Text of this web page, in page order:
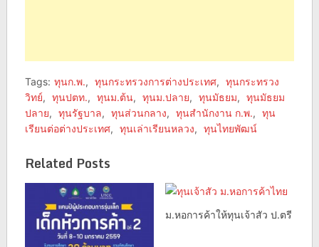
Tags: ทุนก.พ., ทุนกระทรวงการต่างประเทศ, ทุนกระทรวง
วิทย์, ทุนปตท., ทุนม.ต้น, ทุนม.ปลาย, ทุนมัธยม, ทุนมัธยม
ปลาย, ทุนรัฐบาล, ทุนส่วนกลาง, ทุนสำนักงาน ก.พ., ทุน
เรียนต่อต่างประเทศ, ทุนเล่าเรียนหลวง, ทุนไทยพัฒน์
Related Posts
ม.หอการค้าให้ทุนเจ้าสัว ป.ตรี